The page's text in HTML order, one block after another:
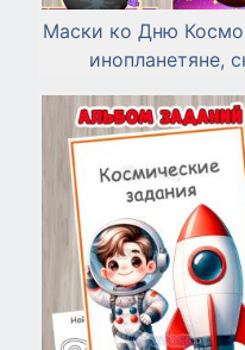
Маски ко Дню
инопланетяне,